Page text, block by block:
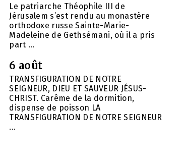
Le patriarche Théophile III de
Jérusalem s’est rendu au monastère
orthodoxe russe Sainte-Marie-
Madeleine de Gethsémani, où il a pris
part ...
6 août
TRANSFIGURATION DE NOTRE
SEIGNEUR, DIEU ET SAUVEUR JÉSUS-
CHRIST. Carême de la dormition,
dispense de poisson LA
TRANSFIGURATION DE NOTRE SEIGNEUR
...